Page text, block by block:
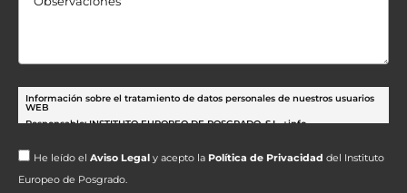
Información sobre el tratamiento de datos personales de nuestros usuarios
WEB
Responsable: INSTITUTO EUROPEO DE POSGRADO, S.L.+info
Gestión de las peticiones realizadas a través de nuestros formularios.
+info
He leído el Aviso Legal y acepto la Política de Privacidad del Instituto
Europeo de Posgrado.